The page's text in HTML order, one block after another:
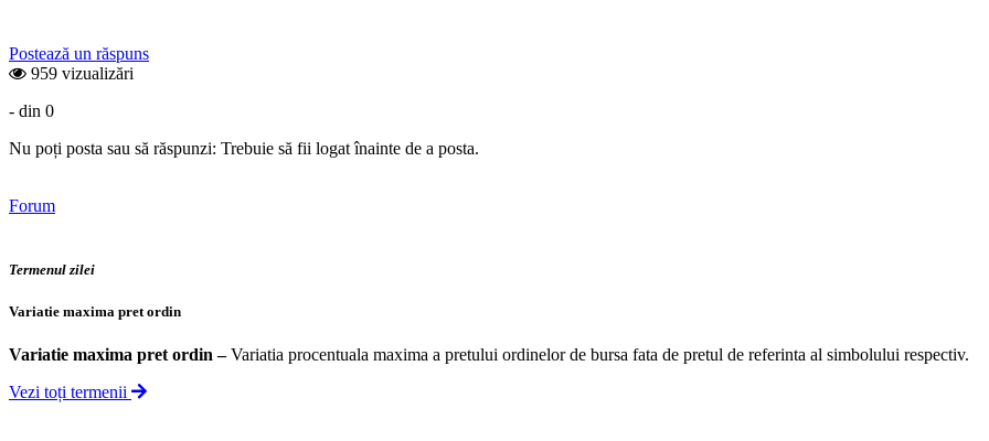
Postează un răspuns
959 vizualizări
- din 0
Nu poți posta sau să răspunzi: Trebuie să fii logat înainte de a posta.
Forum
Termenul zilei
Variatie maxima pret ordin
Variatie maxima pret ordin –Variatia procentuala maxima a pretului ordinelor de bursa fata de pretul de referinta al simbolului respectiv.
Vezi toți termenii